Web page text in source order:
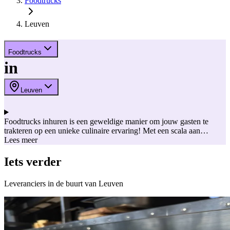
Leuven
Foodtrucks
in
Leuven
Foodtrucks inhuren is een geweldige manier om jouw gasten te
trakteren op een unieke culinaire ervaring! Met een scala aan
verschillende gerechten laten foodtrucks je gasten genieten van
creatieve foodtrucks vaak een leuke en opvallende toevoeging aan
de decoratie van jouw huwelijksfeest of ander type feest. Lees
evenement te kiezen! Bij House of Weddings stelden we
onderstaande lijst samen vol hippe en sfeervolle foodtrucks voor je
huwelijk of event.
Lees meer
Iets verder
Leveranciers in de buurt van Leuven